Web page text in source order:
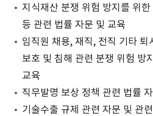
지식재산 분쟁 위험 방지를 위
등 관련 법률 자문 및 교육
임직원 채용, 재직, 전직 기타 퇴
보호 및 침해 관련 분쟁 위험 방
교육
직무발명 보상 정책 관련 법률
기술수출 규제 관련 자문 및 관